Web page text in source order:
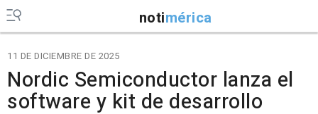
notimérica
11 DE DICIEMBRE DE 2025
Nordic Semiconductor lanza el
software y kit de desarrollo